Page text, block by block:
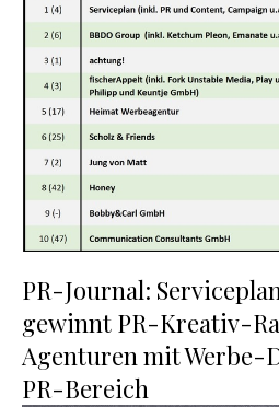
PR-Journal:
gewinnt PR-Kreativ-
Agenturen mit Werbe-
PR-Bereich